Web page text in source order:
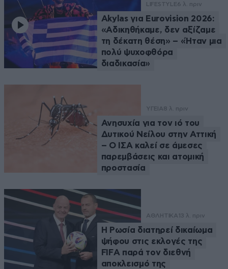
LIFESTYLE6 λ. πριν
Akylas για Eurovision 2026:
«Aδικηθήκαμε, δεν αξίζαμε
τη δέκατη θέση» – «Ήταν μια
πολύ ψυχοφθόρα
διαδικασία»
ΥΓΕΙΑ8 λ. πριν
Ανησυχία για τον ιό του
Δυτικού Νείλου στην Αττική
– Ο ΙΣΑ καλεί σε άμεσες
παρεμβάσεις και ατομική
προστασία
ΑΘΛΗΤΙΚΑ 13 λ. πριν
Η Ρωσία διατηρεί δικαίωμα
ψήφου στις εκλογές της
FIFA παρά τον διεθνή
αποκλεισμό της